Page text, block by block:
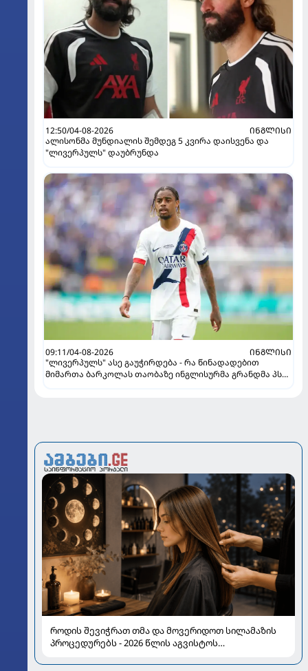
12:50/04-08-2026
ᲘᲜᲒᲚᲘᲡᲘ
ალისონმა მუნდიალის შემდეგ 5 კვირა დაისვენა და
"ლივერპულს" დაუბრუნდა
09:11/04-08-2026
ᲘᲜᲒᲚᲘᲡᲘ
"ლივერპულს" ასე გაუჭირდება - რა წინადადებით
მიმართა ბარკოლას თაობაზე ინგლისურმა გრანდმა პსჟ-
როდის შევიჭრათ თმა და მოვერიდოთ სილამაზის
პროცედურებს - 2026 წლის აგვისტოს